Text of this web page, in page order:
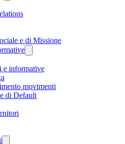
e di Missione
e informative
movimenti
di Default